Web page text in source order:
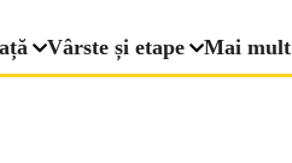
Vârste și etape Mai mult